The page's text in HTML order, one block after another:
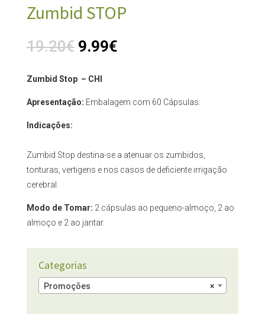
Zumbid STOP
19.20€ 9.99€
Zumbid Stop – CHI
Apresentação: Embalagem com 60 Cápsulas.
Indicações:
Zumbid Stop destina-se a atenuar os zumbidos,
tonturas, vertigens e nos casos de deficiente irrigação
cerebral.
Modo de Tomar: 2 cápsulas ao pequeno-almoço, 2 ao
almoço e 2 ao jantar.
Categorias
×
Promoções